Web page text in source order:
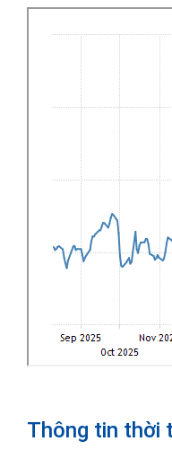
Thông tin thời